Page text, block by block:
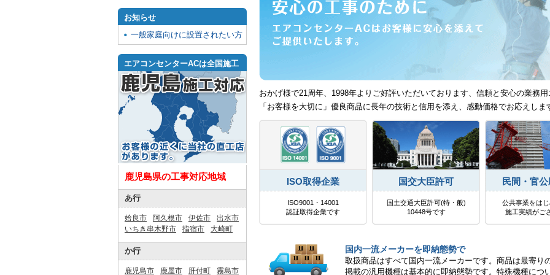
おかげ様で21周年、1998年よりご好評いただいております、信頼と安心の業務
「お客様を大切に」優良商品に長年の技術と信用を添え、感動価格でお応えしま
ISO取得企業
ISO9001・14001
認証取得企業です
国交大臣許可
国土交通大臣許可(特・般)
10448号です
民間・官
公共事業をは
施工実績がご
国内一流メーカーを即納態勢で
取扱商品はすべて国内一流メーカーです。商品は最寄り
掲載の汎用機種は基本的に即納態勢です。特殊機種につ
お知らせ
一般家庭向けに設置されたい方
エアコンセンターACは全国施工
鹿児島県の工事対応地域
あ行
姶良市 阿久根市 伊佐市
出水市
いちき串木野市
指宿市 大崎町
か行
鹿児島市 鹿屋市 肝付町 霧島市